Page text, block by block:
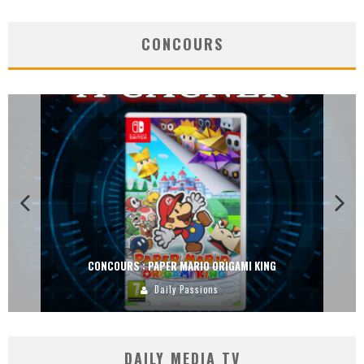
CONCOURS
CONCOURS : PAPER MARIO ORIGAMI KING
Daily Passions
DAILY MEDIA TV